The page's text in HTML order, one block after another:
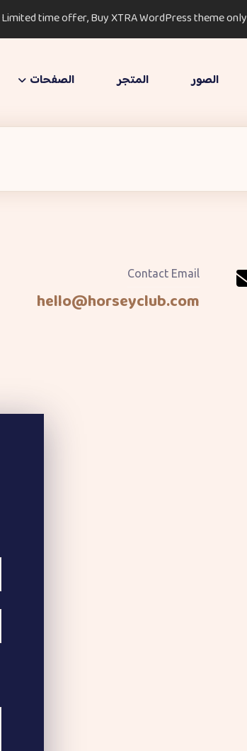
Limited time offer, Buy XTRA WordPress theme only
الصور المتجر الصفحات
Contact Email
hello@horseyclub.com